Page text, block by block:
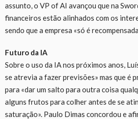
assunto, o VP of AI avançou que na
financeiros estão alinhados com os
sendo que a empresa «só é
Futuro da IA
Sobre o uso da IA nos próximos anos,
se atrevia a fazer previsões» mas que é
para «dar um salto para outra coisa
alguns frutos para colher antes de se
saturação». Paulo Dimas concordou e